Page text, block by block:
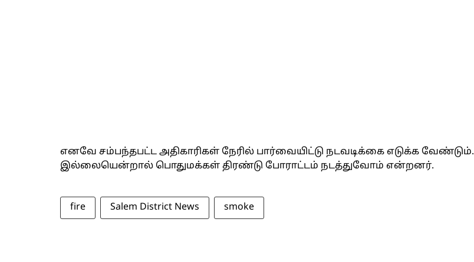
எனவே சம்பந்தபட்ட அதிகாரிகள் நேரில் பார்வையிட்டு நடவடிக்கை எடுக்க வேண்டும்.
இல்லையென்றால் பொதுமக்கள் திரண்டு போராட்டம் நடத்துவோம் என்றனர்.
fire Salem District News smoke